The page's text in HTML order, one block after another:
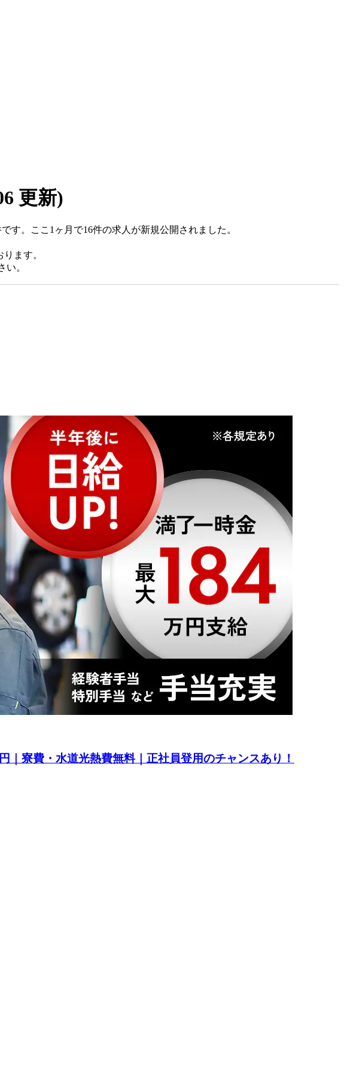
更新)
す。ここ1ヶ月で16件の求人が新規公開されました。
ます。
。
｜寮費・水道光熱費無料｜正社員登用のチャンスあり！